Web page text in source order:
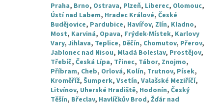
Praha, Brno, Ostrava, Plzeň, Liberec, Olomouc,
Ústí nad Labem, Hradec Králové, České
Budějovice, Pardubice, Havířov, Zlín, Kladno,
Most, Karviná, Opava, Frýdek-Místek, Karlovy
Vary, Jihlava, Teplice, Děčín, Chomutov, Přerov,
Jablonec nad Nisou, Mladá Boleslav, Prostějov,
Třebíč, Česká Lípa, Třinec, Tábor, Znojmo,
Příbram, Cheb, Orlová, Kolín, Trutnov, Písek,
Kroměříž, Šumperk, Vsetín, Valašské Meziříčí,
Litvínov, Uherské Hradiště, Hodonín, Český
Těšín, Břeclav, Havlíčkův Brod, Žďár nad